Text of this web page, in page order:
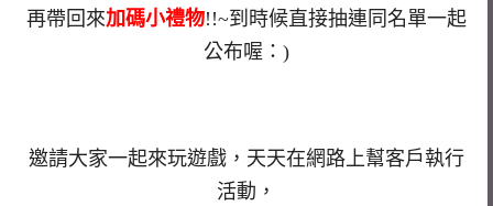
再帶回來加碼小禮物!!~到時候直接抽連同名單一起
公布喔：)
邀請大家一起來玩遊戲，天天在網路上幫客戶執行
活動，